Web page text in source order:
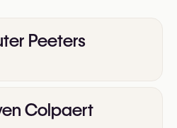
Peeters
Colpaert